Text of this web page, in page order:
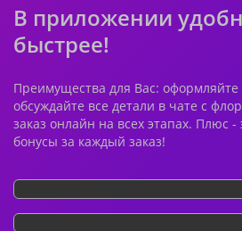
В приложении
быстрее!
Преимущества для Вас: оформляйте
обсуждайте все детали в чате с
заказ онлайн на всех этапах. Плюс
бонусы за каждый заказ!